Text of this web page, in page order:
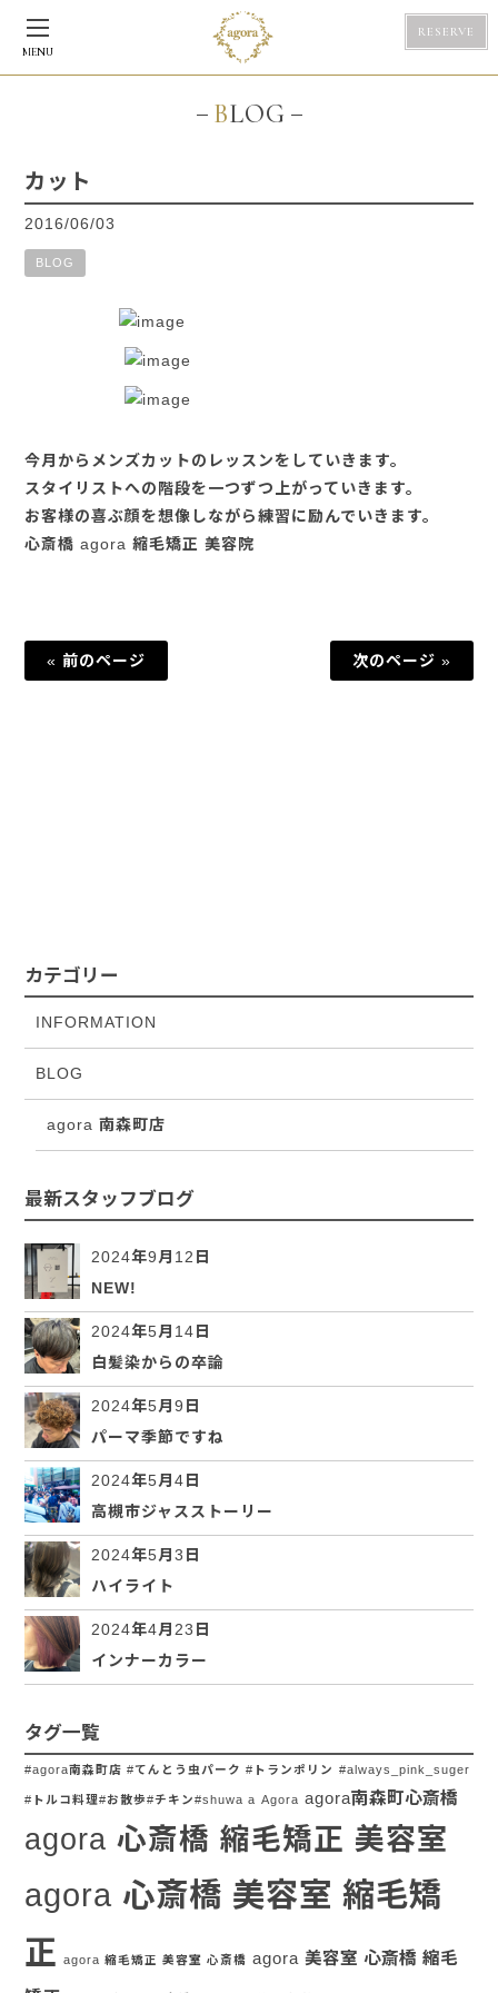
MENU
RESERVE
BLOG
カット
2016/06/03
BLOG
今月からメンズカットのレッスンをしていきます。
スタイリストへの階段を一つずつ上がっていきます。
お客様の喜ぶ顔を想像しながら練習に励んでいきます。
心斎橋 agora 縮毛矯正 美容院
« 前のページ 次のページ »
カテゴリー
INFORMATION
BLOG
agora 南森町店
最新スタッフブログ
2024年9月12日
NEW!
2024年5月14日
白髪染からの卒論
2024年5月9日
パーマ季節ですね
2024年5月4日
高槻市ジャスストーリー
2024年5月3日
ハイライト
2024年4月23日
インナーカラー
タグ一覧
#agora南森町店 #てんとう虫パーク #トランポリン #always_pink_suger
#トルコ料理#お散歩#チキン#shuwa a Agora agora南森町心斎橋
agora 心斎橋 縮毛矯正 美容室
agora 心斎橋 美容室 縮毛矯
正 agora 縮毛矯正 美容室 心斎橋 agora 美容室 心斎橋 縮毛